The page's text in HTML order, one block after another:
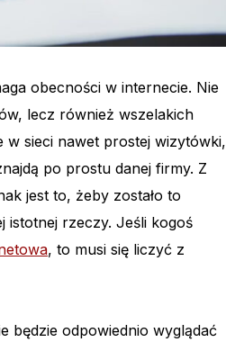
obecności w internecie. Nie
lecz również wszelakich
w sieci nawet prostej wizytówki,
po prostu danej firmy. Z
jest to, żeby zostało to
istotnej rzeczy. Jeśli kogoś
, to musi się liczyć z
będzie odpowiednio wyglądać